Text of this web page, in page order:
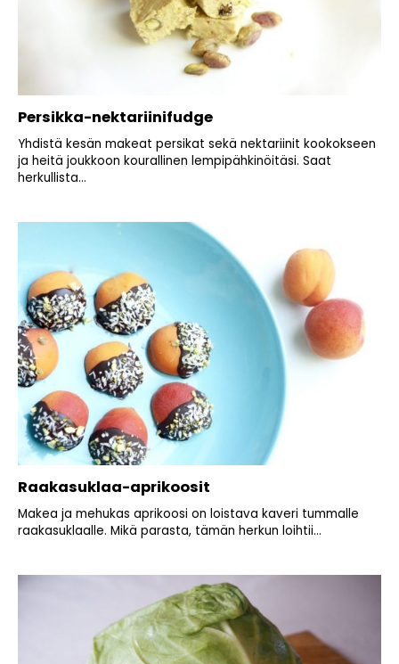
Persikka-nektariinifudge
Yhdistä kesän makeat persikat sekä nektariinit kookokseen
ja heitä joukkoon kourallinen lempipähkinöitäsi. Saat
herkullista...
Raakasuklaa-aprikoosit
Makea ja mehukas aprikoosi on loistava kaveri tummalle
raakasuklaalle. Mikä parasta, tämän herkun loihtii...